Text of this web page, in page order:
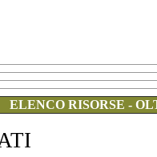
ELENCO RISORSE -